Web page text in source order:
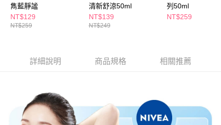
雋藍靜謐
NT$129
NT$259
清新舒涼50ml
NT$139
NT$249
列50ml
NT$259
詳細說明 商品規格 相關推薦